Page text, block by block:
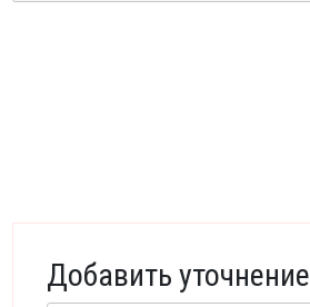
Добавить уточнение